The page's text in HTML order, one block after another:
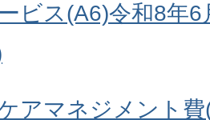
ビス(A6)令和8年
アマネジメント